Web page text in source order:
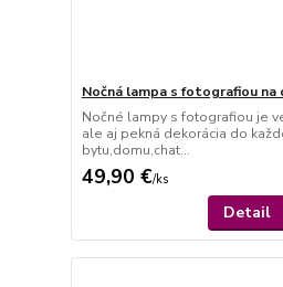
Nočná lampa s fotografiou na
Nočné lampy s fotografiou je
ale aj pekná dekorácia do
bytu,domu,chat...
49,90 €/ks
Detail